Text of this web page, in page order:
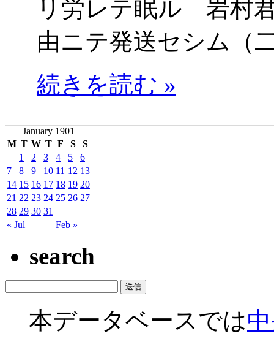
リ労レテ眠ル 岩村
由ニテ発送セシム（
続きを読む »
January 1901
M T W T F S S
« Jul Feb »
1 2 3 4 5
6
7
8 9 10 11 12 13
14 15 16 17 18 19 20
21 22 23 24 25 26 27
28 29 30 31
search
本データベースでは